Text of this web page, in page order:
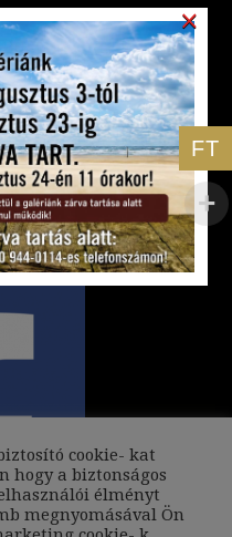
cookie- kat
hogy a biztonságos
élményt
megnyomásával Ön
FT
×